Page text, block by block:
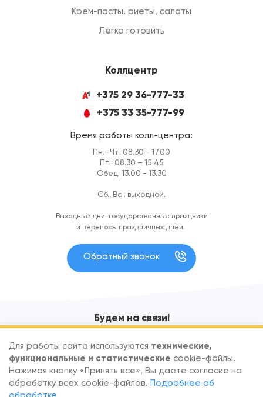
Для работы сайта используются технические,
функциональные и статистические cookie-файлы.
Нажимая кнопку «Принять все», Вы даете согласие на
обработку всех cookie-файлов. Подробнее об
Крем-пасты, риеты, салаты
Легко готовить
Коллцентр
+375 29 36-777-33
+375 33 35-777-99
Время работы колл-центра:
Пн.–Чт: 08.30 - 17.00
Пт.: 08.30 – 15.45
Обед: 13.00 - 13.30
Сб., Вс.: выходной.
Выходные дни: государственные праздники
и переносы праздничных дней.
Обратный звонок
Будем на связи!